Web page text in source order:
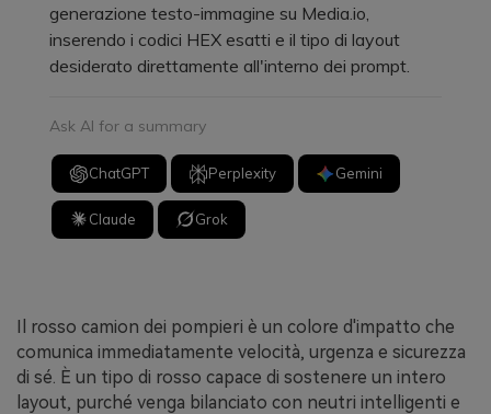
generazione testo-immagine su Media.io,
inserendo i codici HEX esatti e il tipo di layout
desiderato direttamente all'interno dei prompt.
Ask AI for a summary
ChatGPT Perplexity Gemini
Claude Grok
Il rosso camion dei pompieri è un colore d'impatto che
comunica immediatamente velocità, urgenza e sicurezza
di sé. È un tipo di rosso capace di sostenere un intero
layout, purché venga bilanciato con neutri intelligenti e